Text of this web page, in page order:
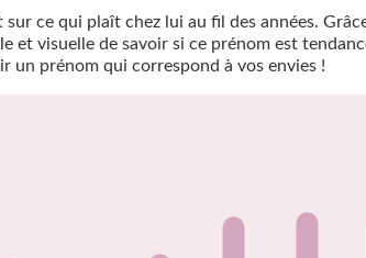
ce qui plaît chez lui au fil des années.
et visuelle de savoir si ce prénom est
un prénom qui correspond à vos envies !